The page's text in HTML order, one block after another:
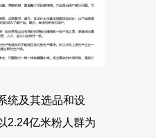
统及其选品和设
2.24亿米粉人群为